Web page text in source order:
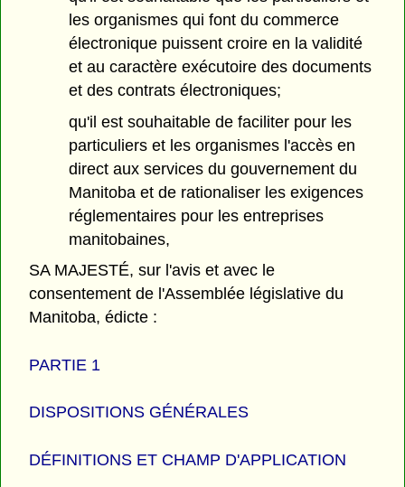
les organismes qui font du commerce
électronique puissent croire en la validité
et au caractère exécutoire des documents
et des contrats électroniques;
qu'il est souhaitable de faciliter pour les
particuliers et les organismes l'accès en
direct aux services du gouvernement du
Manitoba et de rationaliser les exigences
réglementaires pour les entreprises
manitobaines,
SA MAJESTÉ, sur l'avis et avec le
consentement de l'Assemblée législative du
Manitoba, édicte :
PARTIE 1
DISPOSITIONS GÉNÉRALES
DÉFINITIONS ET CHAMP D'APPLICATION